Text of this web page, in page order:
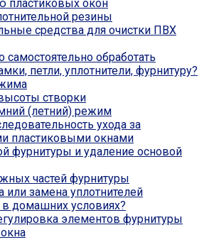
пластиковых окон
резины
средства для очистки ПВХ
самостоятельно обработать
петли, уплотнители, фурнитуру?
створки
(летний) режим
ухода за
пластиковыми окнами
фурнитуры и удаление основой
частей фурнитуры
или замена уплотнителей
домашних условиях?
элементов фурнитуры